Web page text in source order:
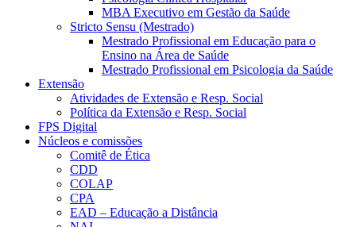
MBA Executivo em Gestão da Saúde
Stricto Sensu (Mestrado)
Mestrado Profissional em Educação para o
Ensino na Área de Saúde
Mestrado Profissional em Psicologia da Saúde
Extensão
Atividades de Extensão e Resp. Social
Política da Extensão e Resp. Social
FPS Digital
Núcleos e comissões
Comitê de Ética
CDD
COLAP
CPA
EAD – Educação a Distância